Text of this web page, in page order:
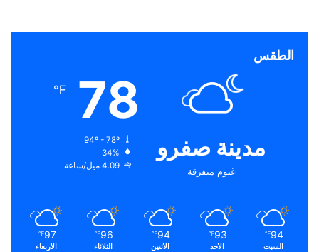
الطقس
مدينة صفرو
غيوم متفرقة
78
℉
34%
4.09 ميل/ساعة
94
℉
السبت
93
℉
الأحد
94
℉
الأثنين
96
℉
الثلاثاء
97
℉
الأربعاء